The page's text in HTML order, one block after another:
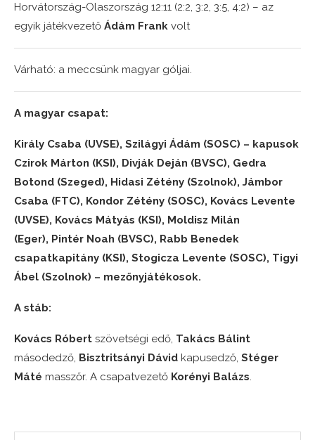
Horvátország-Olaszország 12:11 (2:2, 3:2, 3:5, 4:2) – az
egyik játékvezető Ádám Frank volt
Várható: a meccsünk magyar góljai.
A magyar csapat:
Király Csaba (UVSE), Szilágyi Ádám (SOSC) – kapusok
Czirok Márton (KSI), Divják Deján (BVSC), Gedra
Botond (Szeged), Hidasi Zétény (Szolnok), Jámbor
Csaba (FTC), Kondor Zétény (SOSC), Kovács Levente
(UVSE), Kovács Mátyás (KSI), Moldisz Milán
(Eger), Pintér Noah (BVSC), Rabb Benedek
csapatkapitány (KSI), Stogicza Levente (SOSC), Tigyi
Ábel (Szolnok) – mezőnyjátékosok.
A stáb:
Kovács Róbert szövetségi edő, Takács Bálint
másodedző, Bisztritsányi Dávid kapusedző, Stéger
Máté masszőr. A csapatvezető Korényi Balázs.